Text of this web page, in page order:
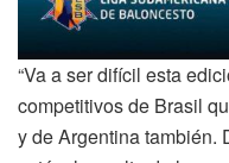
“Va a ser difícil esta
competitivos de Brasil
y de Argentina también.